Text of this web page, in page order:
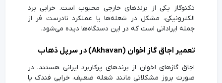
تکنوگاز یکی از برندهای خارجی محبوب است. خرابی برد
الکترونیکی، مشکل در شعله‌ها یا عملکرد نادرست فر از
جمله ایراداتی است که در این دستگاه‌ها دیده می‌شود.
تعمیر اجاق گاز اخوان (Akhavan) در سرپل ذهاب
اجاق گازهای اخوان از برندهای پرکاربرد ایرانی هستند. در
صورت بروز مشکلاتی مانند شعله ضعیف، خرابی فندک یا